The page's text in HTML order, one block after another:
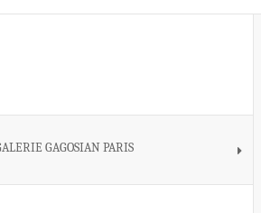
GAGOSIAN PARIS